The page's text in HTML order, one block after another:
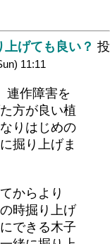
げても良い？ 投
11:11
連作障害を
方が良い植
りはじめの
掘り上げま
からより
時掘り上げ
できる木子